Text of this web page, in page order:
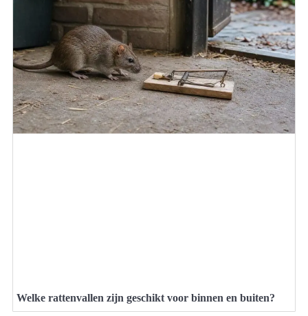
Welke rattenvallen zijn geschikt voor binnen en buiten?